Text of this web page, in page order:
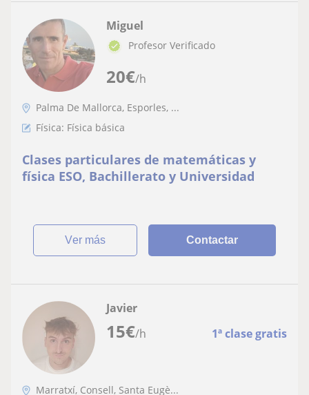
20€/h
Miguel
Profesor Verificado
Palma De Mallorca, Esporles, ...
Física: Física básica
Clases particulares de matemáticas y
física ESO, Bachillerato y Universidad
ver más Contactar
15€/h 1ª clase gratis
Javier
Marratxí, Consell, Santa Eugè...